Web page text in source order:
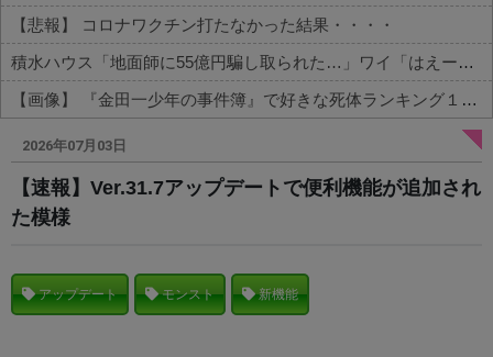
【悲報】 コロナワクチン打たなかった結果・・・・
積水ハウス「地面師に55億円騙し取られた…」ワイ「はえーかわいそう…会社滅茶苦茶やろなぁ」→
【画像】 『金田一少年の事件簿』で好きな死体ランキング１位がこちら！
Powered by livedoor 相互RSS
2026年07月03日
【速報】Ver.31.7アップデートで便利機能が追加され
た模様
アップデート モンスト 新機能